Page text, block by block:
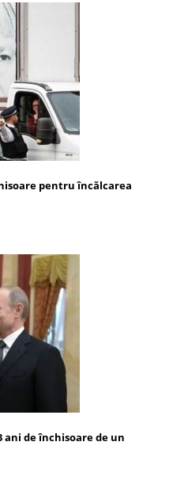
pentru încălcarea
de închisoare de un